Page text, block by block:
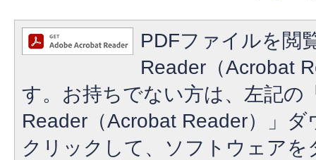
PDFファイルを閲
Reader（Acrobat
す。お持ちでない方は、左記の
Reader（Acrobat Reader）」
クリックして、ソフトウェア